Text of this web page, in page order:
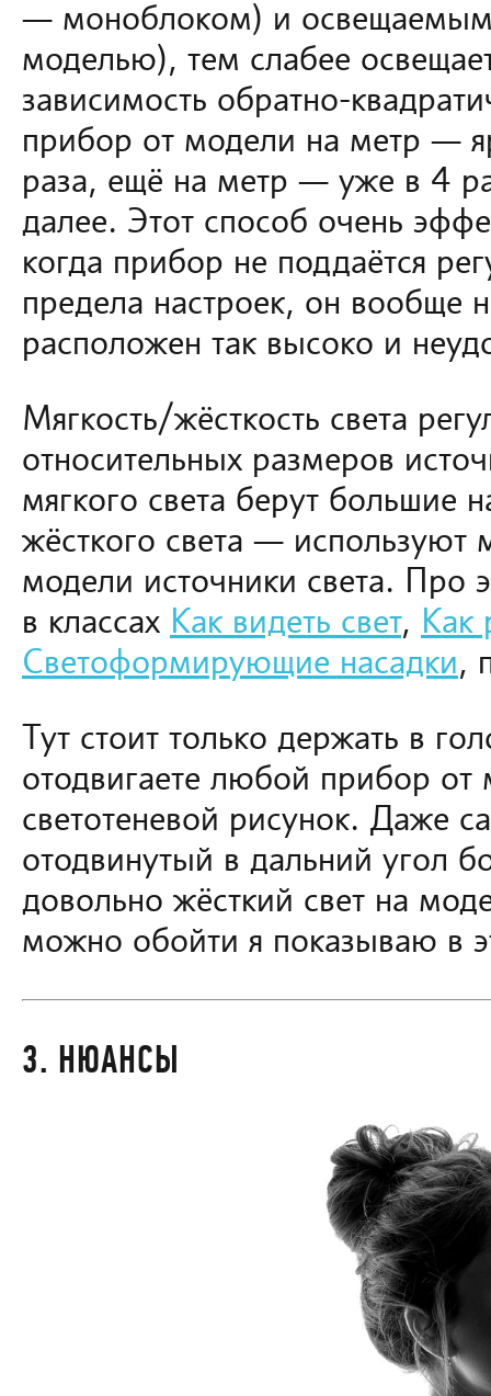
— моноблоком) и
моделью), тем слабее
зависимость обратно-
прибор от модели на метр —
раза, ещё на метр — уже в 4
далее. Этот способ очень
когда прибор не поддаётся
предела настроек, он вообще
расположен так высоко и
Мягкость/жёсткость света
относительных размеров
мягкого света берут большие
жёсткого света — используют
модели источники света. Про
в классах Как видеть свет, Как
Светоформирующие насадки,
Тут стоит только держать в
отодвигаете любой прибор от
светотеневой рисунок. Даже
отодвинутый в дальний угол
довольно жёсткий свет на
можно обойти я показываю в
3. НЮАНСЫ